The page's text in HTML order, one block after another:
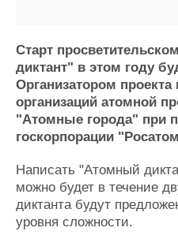
Пульс
Новости
Компании
Репутация
Работа
Крюинг
Реклама
Услуги
Конференции
Старт
диктант" в этом году
Организатором
организаций атомной
"Атомные города" при
госкорпорации
Написать "Атомный
можно будет в течение
диктанта будут
уровня сложности.